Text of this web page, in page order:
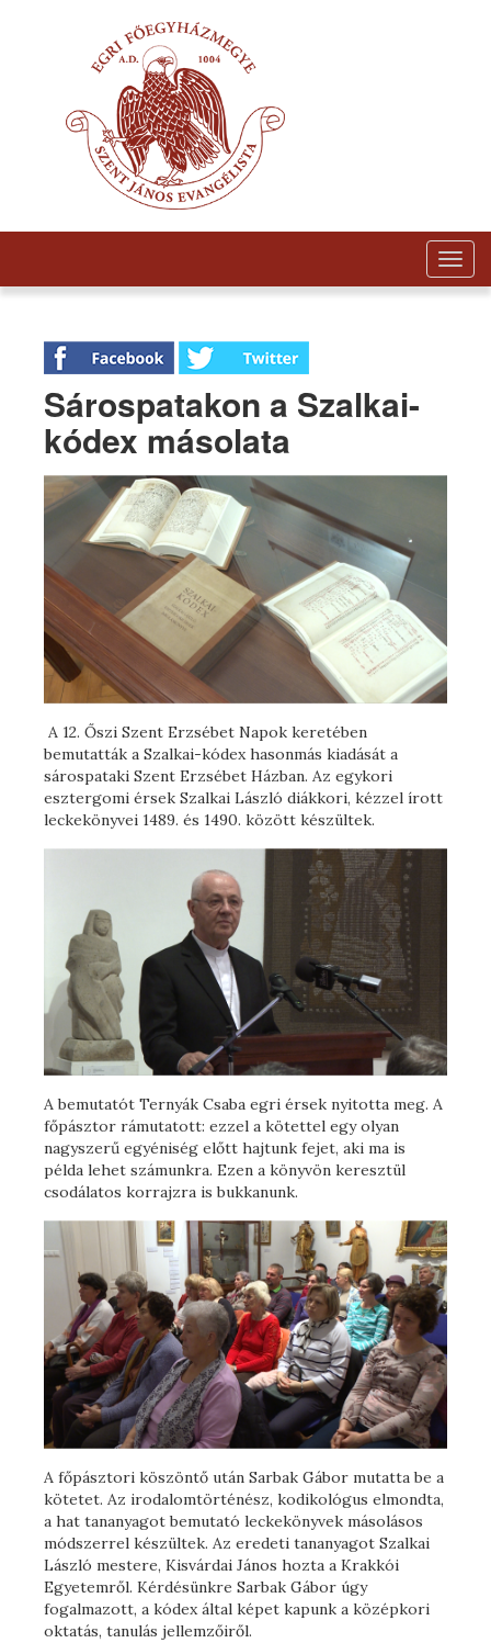
Sárospatakon a Szalkai-
kódex másolata
A 12. Őszi Szent Erzsébet Napok keretében
bemutatták a Szalkai-kódex hasonmás kiadását a
sárospataki Szent Erzsébet Házban. Az egykori
esztergomi érsek Szalkai László diákkori, kézzel írott
leckekönyvei 1489. és 1490. között készültek.
A bemutatót Ternyák Csaba egri érsek nyitotta meg. A
főpásztor rámutatott: ezzel a kötettel egy olyan
nagyszerű egyéniség előtt hajtunk fejet, aki ma is
példa lehet számunkra. Ezen a könyvön keresztül
csodálatos korrajzra is bukkanunk.
A főpásztori köszöntő után Sarbak Gábor mutatta be a
kötetet. Az irodalomtörténész, kodikológus elmondta,
a hat tananyagot bemutató leckekönyvek másolásos
módszerrel készültek. Az eredeti tananyagot Szalkai
László mestere, Kisvárdai János hozta a Krakkói
Egyetemről. Kérdésünkre Sarbak Gábor úgy
fogalmazott, a kódex által képet kapunk a középkori
oktatás, tanulás jellemzőiről.